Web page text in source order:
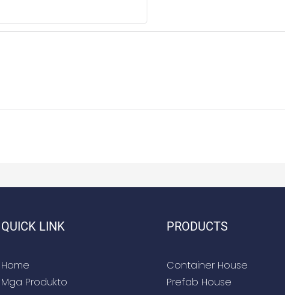
QUICK LINK
Home
Mga Produkto
PRODUCTS
Container House
Prefab House